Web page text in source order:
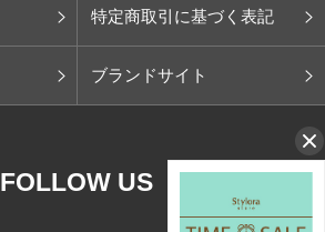
特定商取引に基づく表記
ブランドサイト
FOLLOW US